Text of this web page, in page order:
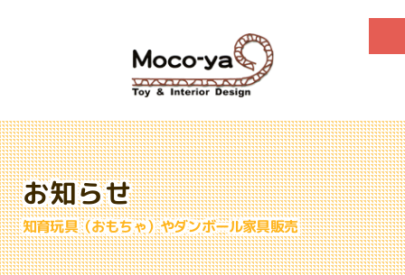
お知らせ
知育玩具（おもちゃ）やダンボール家具販売